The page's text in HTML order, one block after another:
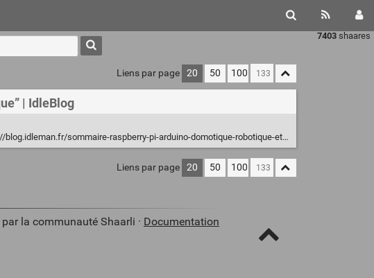
7403 shaares
Liens par page 20 50 100
| IdleBlog
sommaire-raspberry-pi-arduino-domotique-robotique-et-pleins-de-trucs-en-ique/
Liens par page 20 50 100
la communauté Shaarli · Documentation